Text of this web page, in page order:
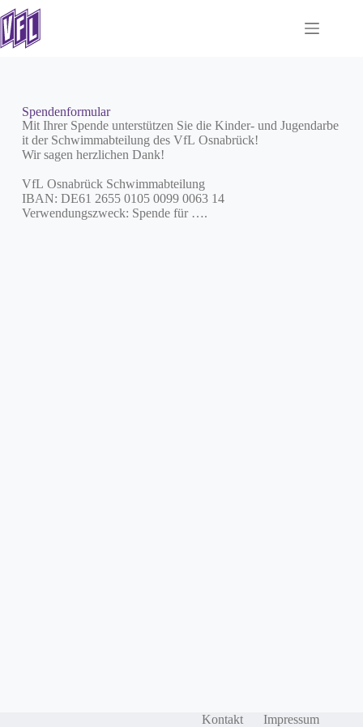
Spendenformular
Mit Ihrer Spende unterstützen Sie die Kinder- und Jugendarbe
it der Schwimmabteilung des VfL Osnabrück!
Wir sagen herzlichen Dank!
VfL Osnabrück Schwimmabteilung
IBAN: DE61 2655 0105 0099 0063 14
Verwendungszweck: Spende für ….
Kontakt Impressum